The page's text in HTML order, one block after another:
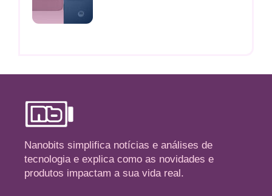
Nanobits simplifica notícias e análises de
tecnologia e explica como as novidades e
produtos impactam a sua vida real.